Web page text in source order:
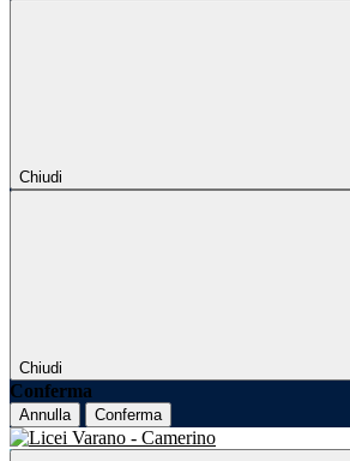
Chiudi
Chiudi
Conferma
Annulla Conferma